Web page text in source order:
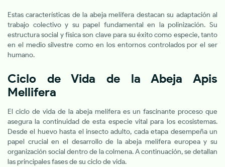
Estas características de la abeja melífera destacan su adaptación al
trabajo colectivo y su papel fundamental en la polinización. Su
estructura social y física son clave para su éxito como especie, tanto
en el medio silvestre como en los entornos controlados por el ser
humano.
Ciclo de Vida de la Abeja Apis
Mellifera​
El ciclo de vida de la abeja melífera es un fascinante proceso que
asegura la continuidad de esta especie vital para los ecosistemas.
Desde el huevo hasta el insecto adulto, cada etapa desempeña un
papel crucial en el desarrollo de la abeja melífera europea y su
organización social dentro de la colmena. A continuación, se detallan
las principales fases de su ciclo de vida.